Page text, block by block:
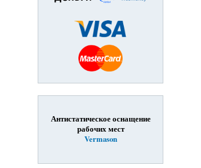
Антистатическое оснащение
рабочих мест
Vermason